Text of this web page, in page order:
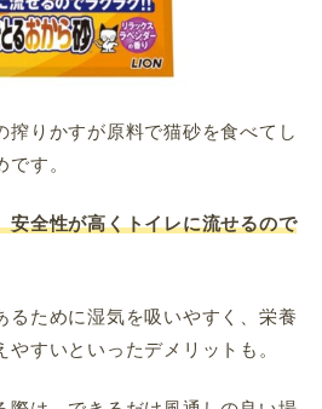
搾りかすが原料で猫砂を食べてし
す。
安全性が高くトイレに流せるので
るために湿気を吸いやすく、栄養
すいといったデメリットも。